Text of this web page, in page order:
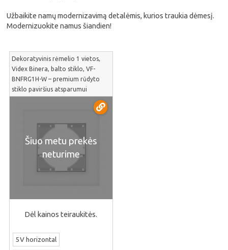
Užbaikite namų modernizavimą detalėmis, kurios traukia dėmesį.
Modernizuokite namus šiandien!
Dekoratyvinis rėmelio 1 vietos,
Videx Binera, balto stiklo, VF-
BNFRG1H-W – premium rūdyto
stiklo paviršius atsparumui
Šiuo metu prekės
neturime
Dėl kainos teiraukitės.
5V horizontal